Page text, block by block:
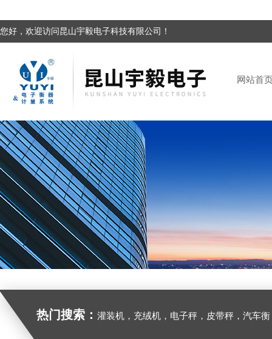
您好，欢迎访问昆山宇毅电子科技有限公司！
网站首
热门搜索： 灌装机，充绒机，电子秤，皮带秤，汽车